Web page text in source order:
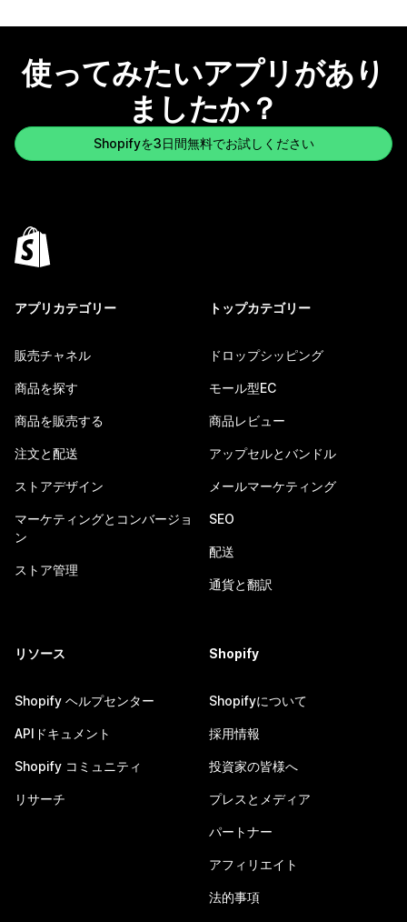
使ってみたいアプリがあり
ましたか？
Shopifyを3日間無料でお試しください
アプリカテゴリー
販売チャネル
商品を探す
商品を販売する
注文と配送
ストアデザイン
マーケティングとコンバージョ
ン
ストア管理
トップカテゴリー
ドロップシッピング
モール型EC
商品レビュー
アップセルとバンドル
メールマーケティング
SEO
配送
通貨と翻訳
リソース
Shopify ヘルプセンター
APIドキュメント
Shopify コミュニティ
リサーチ
Shopify
Shopifyについて
採用情報
投資家の皆様へ
プレスとメディア
パートナー
アフィリエイト
法的事項